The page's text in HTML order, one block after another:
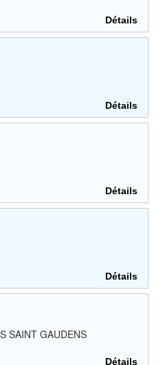
Détails
Détails
Détails
Détails
SAINT GAUDENS
Détails